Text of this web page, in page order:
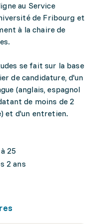
au Service
de Fribourg et
à la chaire de
se fait sur la base
de candidature, d'un
(anglais, espagnol
de moins de 2
et d'un entretien.
25
2 ans